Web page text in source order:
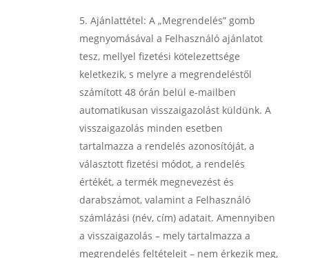
Ajánlattétel: A „Megrendelés” gomb
megnyomásával a Felhasználó ajánlatot
tesz, mellyel fizetési kötelezettsége
keletkezik, s melyre a megrendeléstől
számított 48 órán belül e-mailben
automatikusan visszaigazolást küldünk. A
visszaigazolás minden esetben
tartalmazza a rendelés azonosítóját, a
választott fizetési módot, a rendelés
értékét, a termék megnevezést és
darabszámot, valamint a Felhasználó
számlázási (név, cím) adatait. Amennyiben
a visszaigazolás – mely tartalmazza a
megrendelés feltételeit – nem érkezik meg,